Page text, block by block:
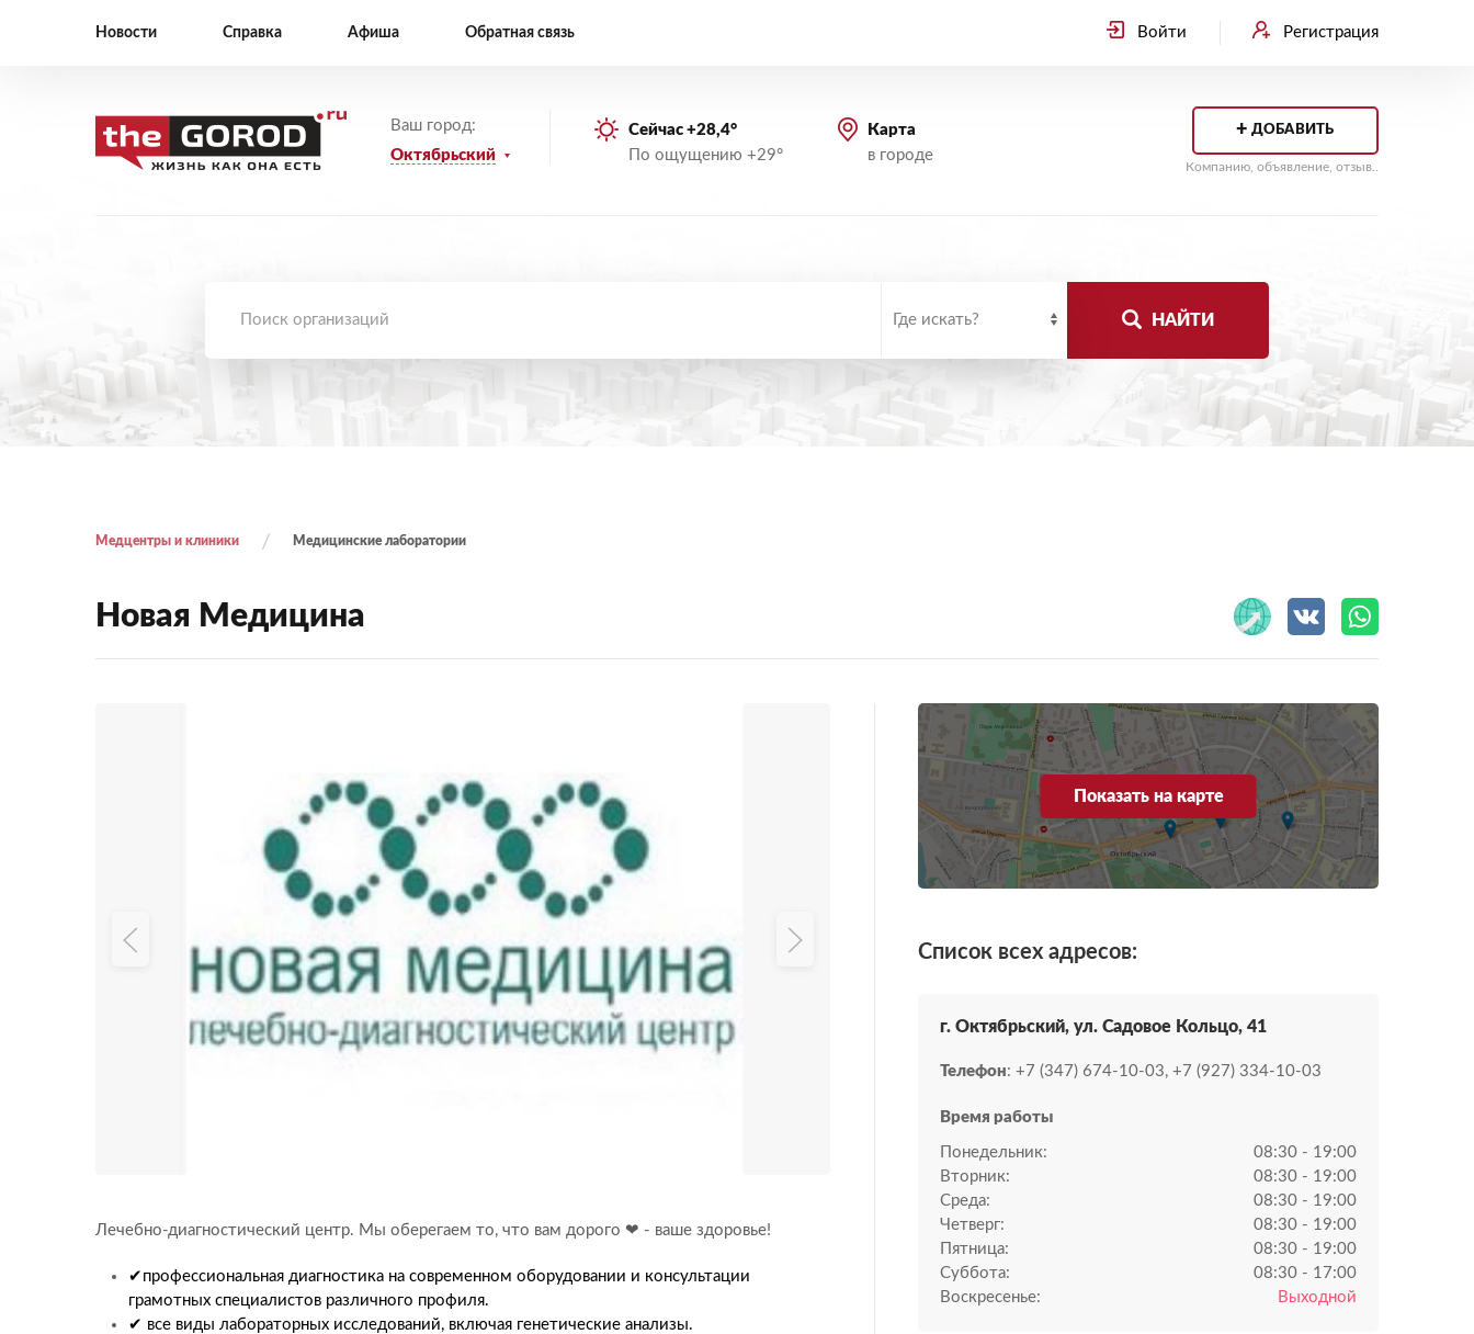
Новости Справка Афиша Обратная связь Войти Регистрация
Ваш город:
Октябрьский
Сейчас +28,4°
По ощущению +29°
Карта
в городе
+ ДОБАВИТЬ
Компанию, объявление, отзыв..
НАЙТИ
Медцентры и клиники Медицинские лаборатории
Новая Медицина
Лечебно-диагностический центр. Мы оберегаем то, что вам дорого ❤ - ваше здоровье!
✔профессиональная диагностика на современном оборудовании и консультации
грамотных специалистов различного профиля.
✔ все виды лабораторных исследований, включая генетические анализы.
Показать на карте
Список всех адресов:
г. Октябрьский, ул. Садовое Кольцо, 41
Телефон: +7 (347) 674-10-03, +7 (927) 334-10-03
Время работы
Понедельник:
08:30 - 19:00
Вторник:
08:30 - 19:00
Среда:
08:30 - 19:00
Четверг:
08:30 - 19:00
Пятница:
08:30 - 19:00
Суббота:
08:30 - 17:00
Воскресенье:
Выходной